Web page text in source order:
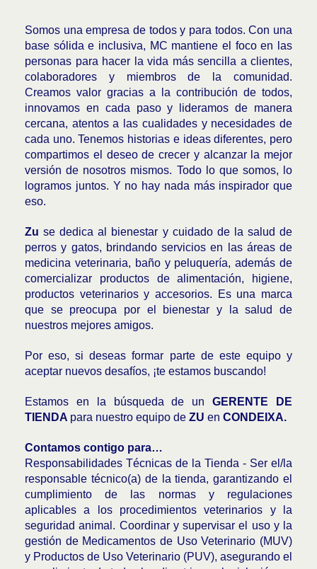
Somos una empresa de todos y para todos. Con una
base sólida e inclusiva, MC mantiene el foco en las
personas para hacer la vida más sencilla a clientes,
colaboradores y miembros de la comunidad.
Creamos valor gracias a la contribución de todos,
innovamos en cada paso y lideramos de manera
cercana, atentos a las cualidades y necesidades de
cada uno. Tenemos historias e ideas diferentes, pero
compartimos el deseo de crecer y alcanzar la mejor
versión de nosotros mismos. Todo lo que somos, lo
logramos juntos. Y no hay nada más inspirador que
eso.
Zu se dedica al bienestar y cuidado de la salud de
perros y gatos, brindando servicios en las áreas de
medicina veterinaria, baño y peluquería, además de
comercializar productos de alimentación, higiene,
productos veterinarios y accesorios. Es una marca
que se preocupa por el bienestar y la salud de
nuestros mejores amigos.
Por eso, si deseas formar parte de este equipo y
aceptar nuevos desafíos, ¡te estamos buscando!
Estamos en la búsqueda de unGERENTE DE
TIENDA para nuestro equipo de ZU en CONDEIXA.
Contamos contigo para…
Responsabilidades Técnicas de la Tienda - Ser el/la
responsable técnico(a) de la tienda, garantizando el
cumplimiento de las normas y regulaciones
aplicables a los procedimientos veterinarios y la
seguridad animal. Coordinar y supervisar el uso y la
gestión de Medicamentos de Uso Veterinario (MUV)
y Productos de Uso Veterinario (PUV), asegurando el